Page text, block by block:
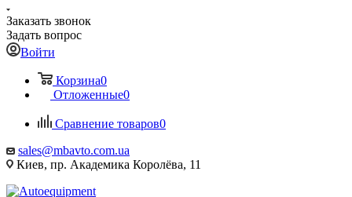
Заказать звонок
Задать вопрос
Войти
Корзина0
Отложенные0
Сравнение товаров0
sales@mbavto.com.ua
Киев, пр. Академика Королёва, 11